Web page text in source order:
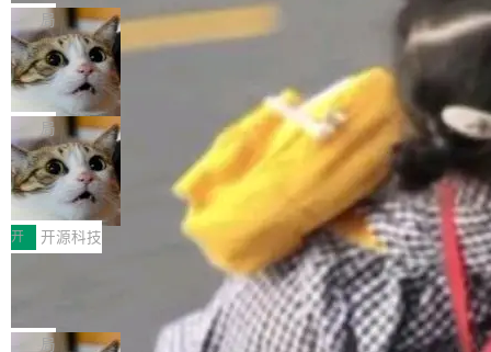
库之一。你的操作系统、浏览器、无数的基础设
施软件，很可能都在用它。而过去十年，维护它
的人一直在用业余...
gi?id=2019042">Bug&nbsp;2019042</a>）</l
i> <li>现在，助手可以直接使用 Exa 的网络搜索
结果回答问题，而无需将问题转交给搜索引擎。
（<a href="https://bugzilla.mozilla.org/show_
bug.cgi?id=204...
的 npm 包。项目的核心论点是：容器不适合 Ag
ent 计算。真正适合的，是 Isolate。 Cloudflare
工程师在这件事上没什么可谦虚的——他们用 W
orkers 跑了十年 Isolate。用 CEO Matthew Pri
nce 的话说：「我们一生都在用 Isolate 运行代
码，而 AI Agent 不需要容器，它们需要的是 Iso
late。」 容器为什么不合适 容器的问题在于启动
和销毁都太重了。一个 Agent 要执行的任务可能
只需要几毫秒的 CPU 时间，但容器从冷启动到
就绪要花数秒。如果未来有十...
局
OpenAI 公开邮件和聊天记录回应苹果
诉讼，称“Apple is getting this wron
g”
上个月，苹果一纸诉状把 OpenAI 告上法庭，指
控其挖角苹果前员工并窃取商业秘密。苹果的诉
状把 OpenAI 描述成一个系统性地从前东家挖
人、套取机密信息的对手。 OpenAI 没发律师
函，也没选择庭外沉默。它在官网贴了一篇博
文，标题只有六个字：Apple is getting this wro
ng。 然后，它把邮件往来和 iMessage 聊天记
录全贴了出来。 他发错人了 苹果外部律师 Gabr
iel Gross 来自 Weil 律所，2 月 23 日下午 5:53
给 OpenAI 总法律顾问 Che Chang 发了封邮
局
HUAWEI MatePad Edge上架WorkBu
ddy鸿蒙PC版，说话就能干活的AI办公
搭子
全能AI工作台WorkBuddy鸿蒙PC版上架HUAWE
I MatePad Edge应用市场，直接下载即可使
用，与鸿蒙电脑上的体验一致。值得一提的是，
这是目前市面上唯一支持平板接入WorkBuddy P
C版的产品，搭载“人机双写”重磅功能——你写
你的，AI写AI的，同屏协作互不干扰。一句话让
开 开源科技
FFmpeg 9.0 发布：代号“Lei”，以此纪
全球知名开源多媒体框架 FFmpeg 今天正式发
布了 9.0 版本。这个版本除了带来新一代音视频
局